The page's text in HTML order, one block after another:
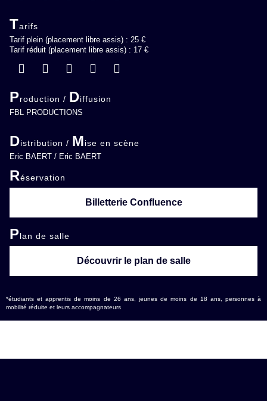
Tarifs
Tarif plein (placement libre assis) : 25 €
Tarif réduit (placement libre assis) : 17 €
Production / Diffusion
FBL PRODUCTIONS
Distribution / Mise en scène
Eric BAERT / Eric BAERT
Réservation
Billetterie Confluence
Plan de salle
Découvrir le plan de salle
*étudiants et apprentis de moins de 26 ans, jeunes de moins de 18 ans, personnes à
mobilité réduite et leurs accompagnateurs